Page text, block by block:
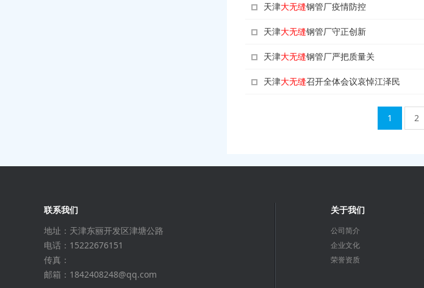
天津大无缝钢管厂疫情防控
天津大无缝钢管厂守正创新
天津大无缝钢管厂严把质量关
天津大无缝召开全体会议哀悼江泽民
1 2
联系我们
地址：天津东丽开发区津塘公路
电话：15222676151
传真：
邮箱：1842408248@qq.com
关于我们
公司简介
企业文化
荣誉资质